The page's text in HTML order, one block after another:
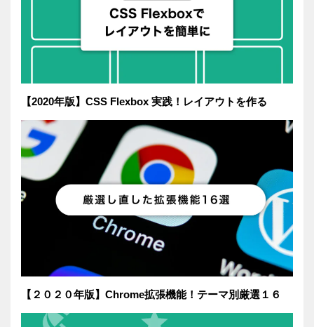
【2020年版】CSS Flexbox 実践！レイアウトを作る
【２０２０年版】Chrome拡張機能！テーマ別厳選１６